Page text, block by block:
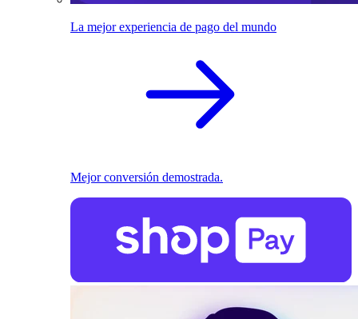
La mejor experiencia de pago del mundo
Mejor conversión demostrada.